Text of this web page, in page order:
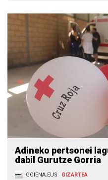
Adineko pertsonei
dabil Gurutze Gorria
GOIENA.EUS GIZARTEA